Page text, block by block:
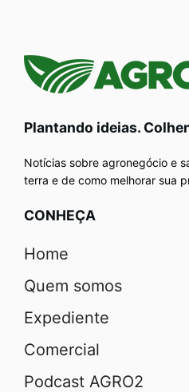
Plantando ideias.
Notícias sobre agronegócio e
terra e de como melhorar sua
CONHEÇA
Home
Quem somos
Expediente
Comercial
Podcast AGRO2